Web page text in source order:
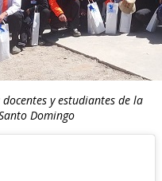
y estudiantes de la
Domingo